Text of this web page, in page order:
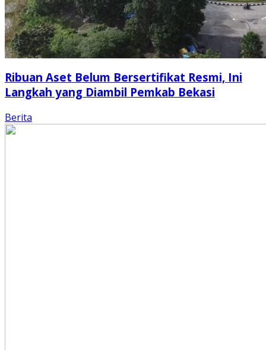
Ribuan Aset Belum Bersertifikat Resmi, Ini
Langkah yang Diambil Pemkab Bekasi
Berita